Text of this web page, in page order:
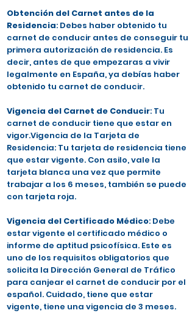
Obtención del Carnet antes de la
Residencia: Debes haber obtenido tu
carnet de conducir antes de conseguir tu
primera autorización de residencia. Es
decir, antes de que empezaras a vivir
legalmente en España, ya debías haber
obtenido tu carnet de conducir.
Vigencia del Carnet de Conducir: Tu
carnet de conducir tiene que estar en
vigor.Vigencia de la Tarjeta de
Residencia: Tu tarjeta de residencia tiene
que estar vigente. Con asilo, vale la
tarjeta blanca una vez que permite
trabajar a los 6 meses, también se puede
con tarjeta roja.
Vigencia del Certificado Médico: Debe
estar vigente el certificado médico o
informe de aptitud psicofísica. Este es
uno de los requisitos obligatorios que
solicita la Dirección General de Tráfico
para canjear el carnet de conducir por el
español. Cuidado, tiene que estar
vigente, tiene una vigencia de 3 meses.